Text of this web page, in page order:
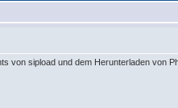
von sipload und dem Herunterladen von